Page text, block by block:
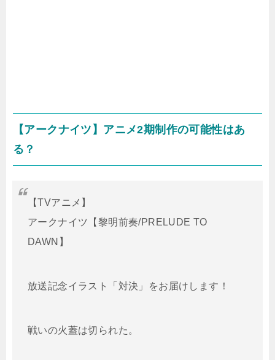
【アークナイツ】アニメ2期制作の可能性はあ
る？
【TVアニメ】
アークナイツ【黎明前奏/PRELUDE TO
DAWN】
放送記念イラスト「対決」をお届けします！
戦いの火蓋は切られた。